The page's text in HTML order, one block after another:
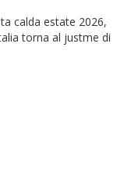
torna al justme di